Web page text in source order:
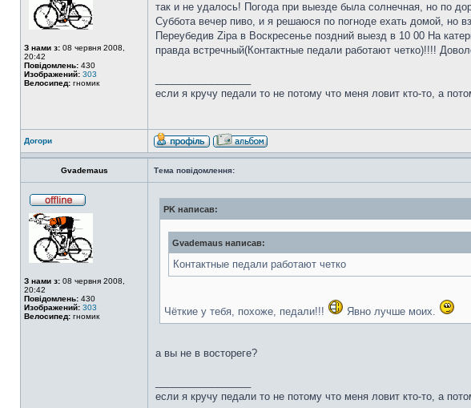
З нами з: 08 червня 2008,
20:42
Повідомлень: 430
Изображений: 303
Велосипед: гномик
так и не удалось! Погода при выезде была солнечная, но по
Суббота вечер пиво, и я решаюся по погноде ехать домой, но
Переубедив Zipа в Воскресенье поздний выезд в 10 00 На
правда встречный(Контактные педали работают четко)!!!!
если я кручу педали то не потому что меня ловит кто-то, а
Догори
Gvademaus Тема повідомлення:
З нами з: 08 червня 2008,
20:42
Повідомлень: 430
Изображений: 303
Велосипед: гномик
PK написав:
Gvademaus написав:
Контактные педали работают четко
Чёткие у тебя, похоже, педали!!! Явно лучше моих.
а вы не в востореге?
если я кручу педали то не потому что меня ловит кто-то, а